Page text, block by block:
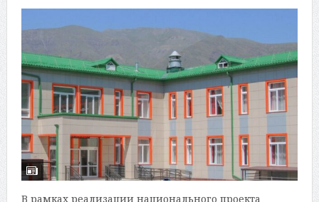
В рамках реализации национального проекта